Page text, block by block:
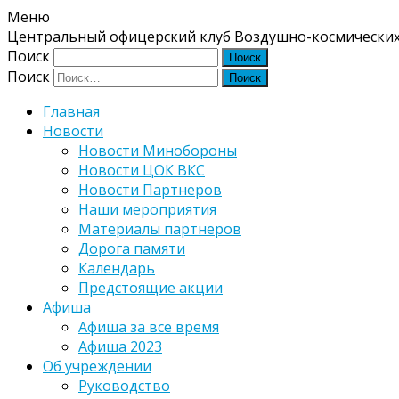
Меню
Центральный офицерский клуб Воздушно-
Поиск
Поиск
Главная
Новости
Новости Минобороны
Новости ЦОК ВКС
Новости Партнеров
Наши мероприятия
Материалы партнеров
Дорога памяти
Календарь
Предстоящие акции
Афиша
Афиша за все время
Афиша 2023
Об учреждении
Руководство